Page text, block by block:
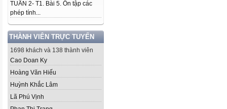
TUẦN 2- T1. Bài 5. Ôn tập các
phép tính...
THÀNH VIÊN TRỰC TUYẾN
1698 khách và 138 thành viên
Cao Doan Ky
Hoàng Văn Hiếu
Huỳnh Khắc Lâm
Lã Phú Vịnh